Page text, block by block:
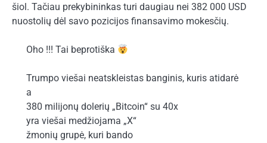
šiol. Tačiau prekybininkas turi daugiau nei 382 000 USD
nuostolių dėl savo pozicijos finansavimo mokesčių.
Oho !!! Tai beprotiška
Trumpo viešai neatskleistas banginis, kuris atidarė
a
380 milijonų dolerių „Bitcoin“ su 40x
yra viešai medžiojama „X“
žmonių grupė, kuri bando